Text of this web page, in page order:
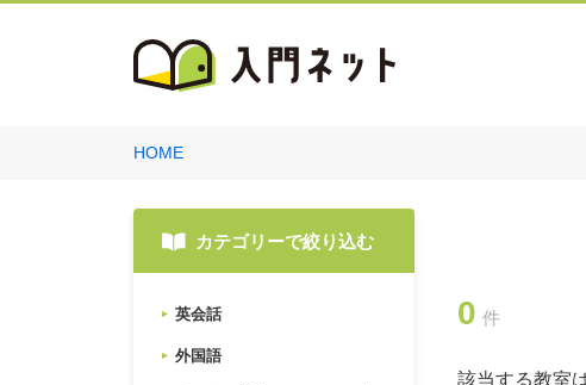
HOME
カテゴリーで絞り込む
英会話
外国語
0 件
該当する教室